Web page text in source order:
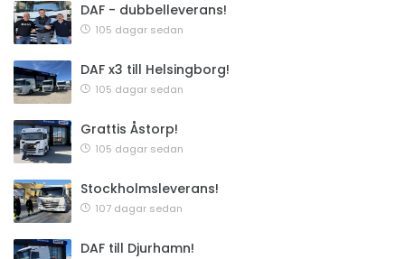
DAF - dubbelleverans!
105 dagar sedan
DAF x3 till Helsingborg!
105 dagar sedan
Grattis Åstorp!
105 dagar sedan
Stockholmsleverans!
107 dagar sedan
DAF till Djurhamn!